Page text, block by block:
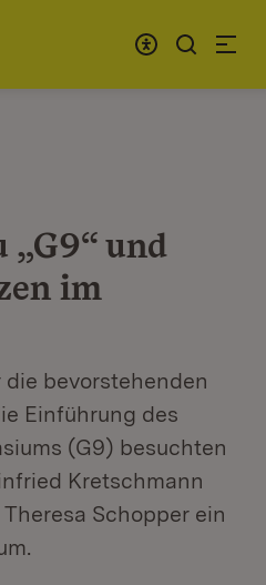
„G9“ und
im
bevorstehenden
Einführung des
(G9) besuchten
Kretschmann
Schopper ein